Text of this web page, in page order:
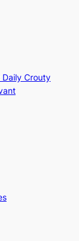
Daily Crouty